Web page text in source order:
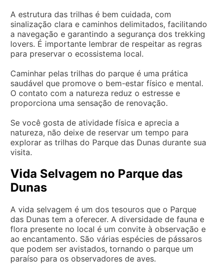
A estrutura das trilhas é bem cuidada, com
sinalização clara e caminhos delimitados, facilitando
a navegação e garantindo a segurança dos trekking
lovers. É importante lembrar de respeitar as regras
para preservar o ecossistema local.
Caminhar pelas trilhas do parque é uma prática
saudável que promove o bem-estar físico e mental.
O contato com a natureza reduz o estresse e
proporciona uma sensação de renovação.
Se você gosta de atividade física e aprecia a
natureza, não deixe de reservar um tempo para
explorar as trilhas do Parque das Dunas durante sua
visita.
Vida Selvagem no Parque das
Dunas
A vida selvagem é um dos tesouros que o Parque
das Dunas tem a oferecer. A diversidade de fauna e
flora presente no local é um convite à observação e
ao encantamento. São várias espécies de pássaros
que podem ser avistados, tornando o parque um
paraíso para os observadores de aves.